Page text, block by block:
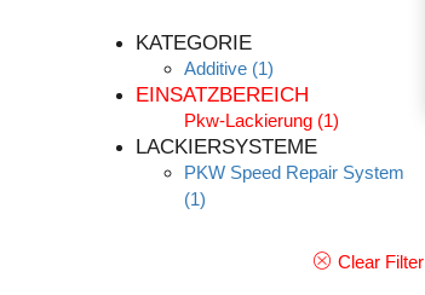
KATEGORIE
Additive (1)
EINSATZBEREICH
Pkw-Lackierung (1)
LACKIERSYSTEME
PKW Speed Repair System
(1)
Clear Filter